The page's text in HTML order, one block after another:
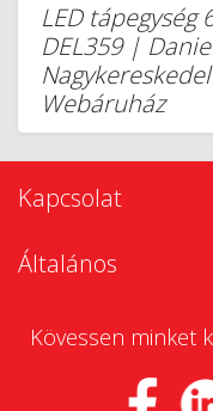
LED tápegység
DEL359 |
Webáruház
Kapcsolat
Általános
Kövessen minket